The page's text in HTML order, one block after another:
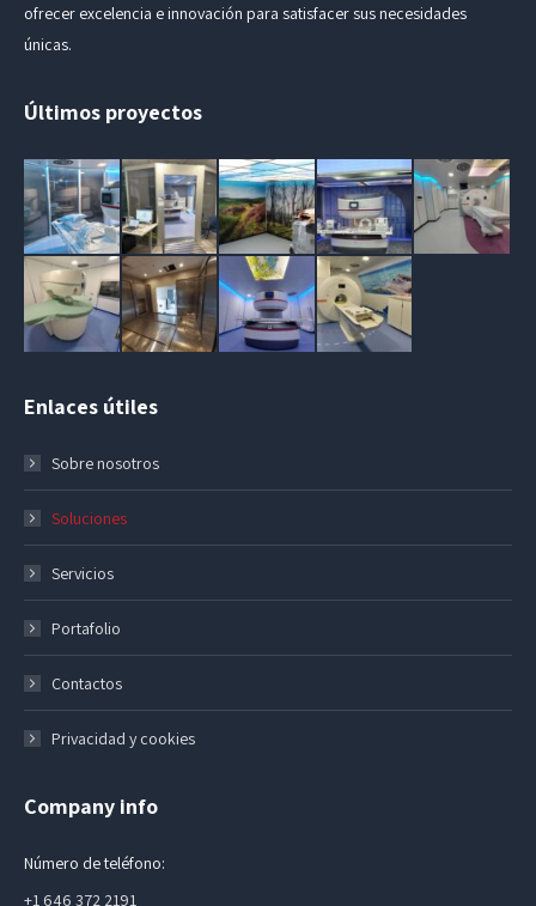
ofrecer excelencia e innovación para satisfacer sus necesidades
únicas.
Últimos proyectos
Enlaces útiles
Sobre nosotros
Soluciones
Servicios
Portafolio
Contactos
Privacidad y cookies
Company info
Número de teléfono:
+1 646 372 2191